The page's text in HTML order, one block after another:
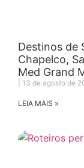
Destinos de
Chapelco,
Med Grand
13 de agosto de
LEIA MAIS »